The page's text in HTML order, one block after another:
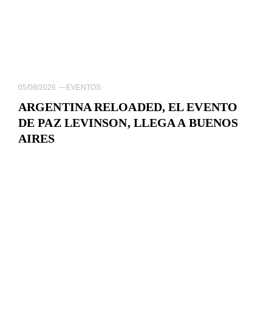
05/08/2026 —EVENTOS
ARGENTINA RELOADED, EL EVENTO
DE PAZ LEVINSON, LLEGA A BUENOS
AIRES